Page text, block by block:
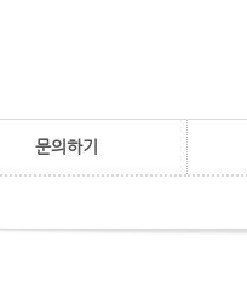
문의하기